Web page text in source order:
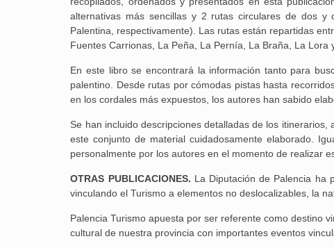
alternativas más sencillas y 2 rutas circulares de dos
Palentina, respectivamente). Las rutas están repartidas
Fuentes Carrionas, La Peña, La Pernía, La Braña, La Lora
En este libro se encontrará la información tanto para
palentino. Desde rutas por cómodas pistas hasta
en los cordales más expuestos, los autores han sabido
Se han incluido descripciones detalladas de los
este conjunto de material cuidadosamente elaborado.
personalmente por los autores en el momento de realizar
OTRAS PUBLICACIONES. La Diputación de Palencia ha
vinculando el Turismo a elementos no deslocalizables, la
Palencia Turismo apuesta por ser referente como destino
cultural de nuestra provincia con importantes eventos